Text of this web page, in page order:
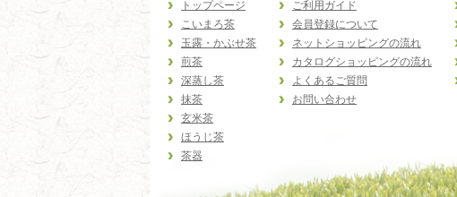
トップページ
こいまろ茶
玉露・かぶせ茶
煎茶
深蒸し茶
抹茶
玄米茶
ほうじ茶
茶器
ご利用ガイド
会員登録について
ネットショッピングの流れ
カタログショッピングの流れ
よくあるご質問
お問い合わせ